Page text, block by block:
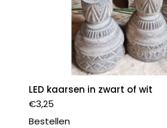
LED kaarsen in zwart of wit
€3,25
Bestellen